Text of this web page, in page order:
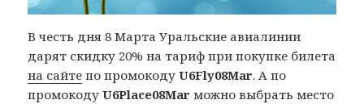
В честь дня 8 Марта Уральские авиалинии
дарят скидку 20% на тариф при покупке билета
на сайте по промокодуU6Fly08Mar. А по
промокодуU6Place08Mar можно выбрать место